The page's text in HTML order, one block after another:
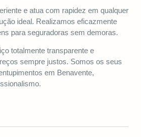
e atua com rapidez em qualquer
ideal. Realizamos eficazmente
para seguradoras sem demoras.
totalmente transparente e
sempre justos. Somos os seus
em Benavente,